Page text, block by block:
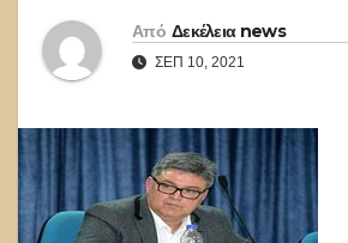
Από Δεκέλεια news
ΣΕΠ 10, 2021